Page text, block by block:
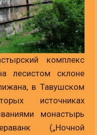
комплекс
лесистом склоне
в Тавушском
источниках
монастырь
(„Ночной